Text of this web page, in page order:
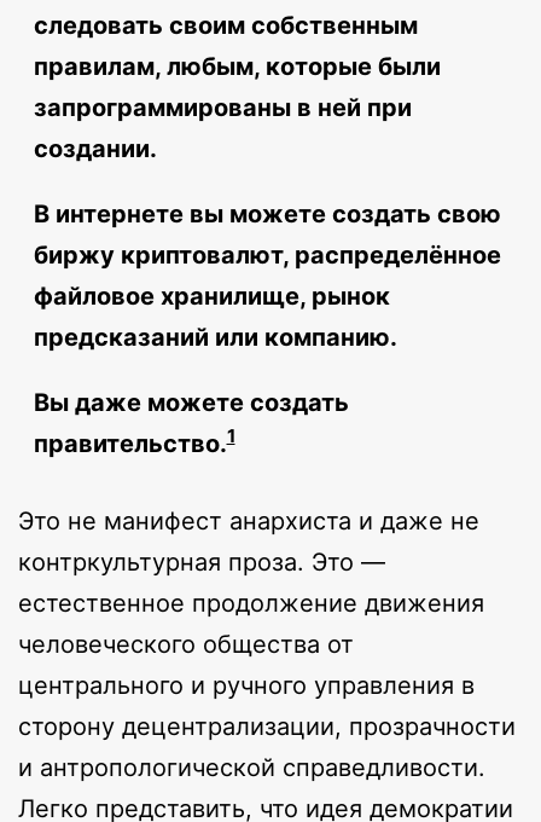
следовать своим собственным
правилам, любым, которые были
запрограммированы в ней при
создании.
В интернете вы можете создать свою
биржу криптовалют, распределённое
файловое хранилище, рынок
предсказаний или компанию.
Вы даже можете создать
правительство.1
Это не манифест анархиста и даже не
контркультурная проза. Это —
естественное продолжение движения
человеческого общества от
центрального и ручного управления в
сторону децентрализации, прозрачности
и антропологической справедливости.
Легко представить, что идея демократии